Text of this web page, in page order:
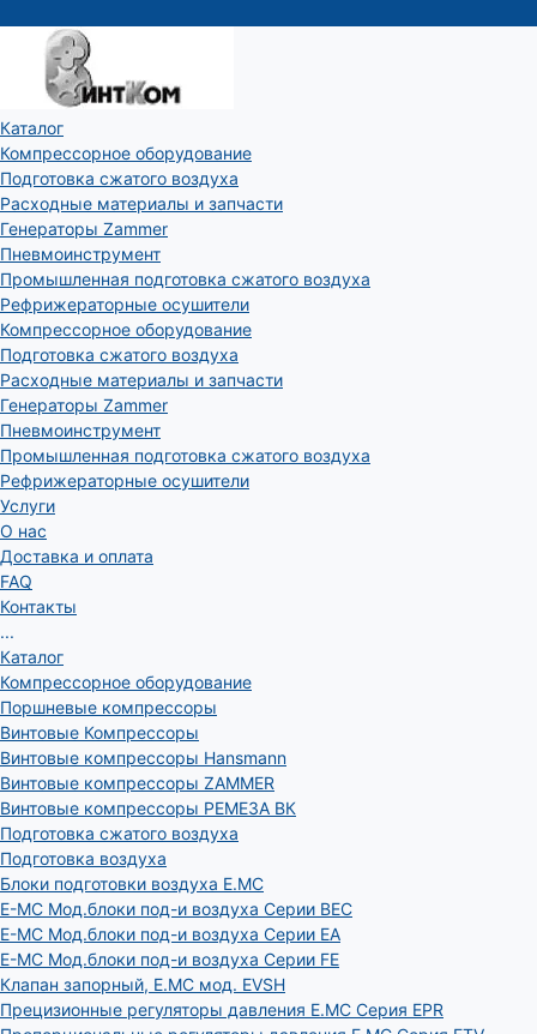
Каталог
Компрессорное оборудование
Подготовка сжатого воздуха
Расходные материалы и запчасти
Генераторы Zammer
Пневмоинструмент
Промышленная подготовка сжатого воздуха
Рефрижераторные осушители
Компрессорное оборудование
Подготовка сжатого воздуха
Расходные материалы и запчасти
Генераторы Zammer
Пневмоинструмент
Промышленная подготовка сжатого воздуха
Рефрижераторные осушители
Услуги
О нас
Доставка и оплата
FAQ
Контакты
...
Каталог
Компрессорное оборудование
Поршневые компрессоры
Винтовые Компрессоры
Винтовые компрессоры Hansmann
Винтовые компрессоры ZAMMER
Винтовые компрессоры РЕМЕЗА ВК
Подготовка сжатого воздуха
Подготовка воздуха
Блоки подготовки воздуха E.MC
E-MC Мод.блоки под-и воздуха Серии BEC
E-MC Мод.блоки под-и воздуха Серии EA
E-MC Мод.блоки под-и воздуха Серии FE
Клапан запорный, E.MC мод. EVSH
Прецизионные регуляторы давления E.MC Серия EPR